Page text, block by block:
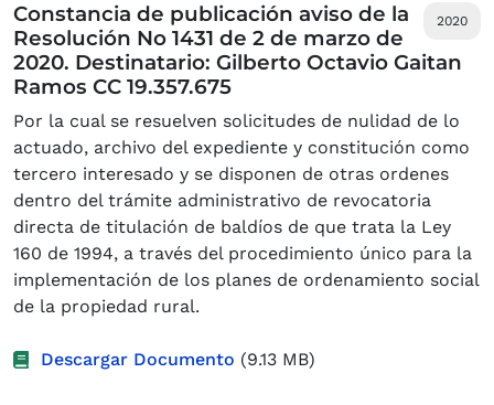
2020
Constancia de publicación aviso de la
Resolución No 1431 de 2 de marzo de
2020. Destinatario: Gilberto Octavio Gaitan
Ramos CC 19.357.675
Por la cual se resuelven solicitudes de nulidad de lo
actuado, archivo del expediente y constitución como
tercero interesado y se disponen de otras ordenes
dentro del trámite administrativo de revocatoria
directa de titulación de baldíos de que trata la Ley
160 de 1994, a través del procedimiento único para la
implementación de los planes de ordenamiento social
de la propiedad rural.
Descargar Documento (9.13 MB)